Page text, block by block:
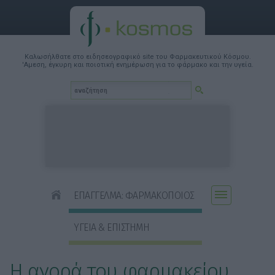
Καλωσήλθατε στο ειδησεογραφικό site του Φαρμακευτικού Κόσμου.
'Αμεση, έγκυρη και ποιοτική ενημέρωση για το φάρμακο και την υγεία.
ΕΠΑΓΓΕΛΜΑ: ΦΑΡΜΑΚΟΠΟΙΟΣ
ΥΓΕΙΑ & ΕΠΙΣΤΗΜΗ